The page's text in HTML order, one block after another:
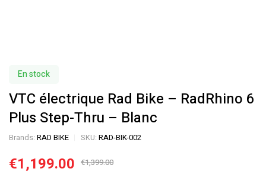
En stock
VTC électrique Rad Bike – RadRhino 6
Plus Step-Thru – Blanc
Brands: RAD BIKE SKU: RAD-BIK-002
€1,399.00
€1,199.00